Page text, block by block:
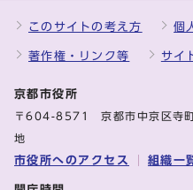
このサイトの考え方 個
著作権・リンク等 サイ
京都市役所
〒604-8571 京都市中京区寺
地
市役所へのアクセス 組織一